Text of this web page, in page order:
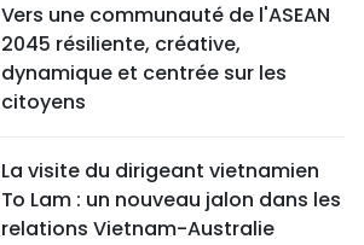
Vers une communauté de l'ASEAN
2045 résiliente, créative,
dynamique et centrée sur les
citoyens
La visite du dirigeant vietnamien
To Lam : un nouveau jalon dans les
relations Vietnam-Australie